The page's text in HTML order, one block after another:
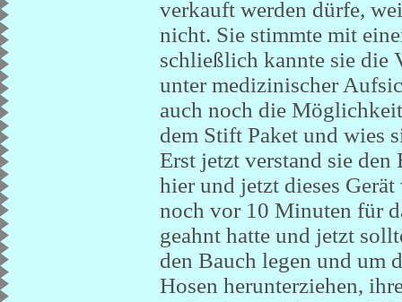
verkauft werden dürfe,
nicht. Sie stimmte mit
schließlich kannte sie die
unter medizinischer
auch noch die
dem Stift Paket und wies
Erst jetzt verstand sie
hier und jetzt dieses
noch vor 10 Minuten für
geahnt hatte und jetzt
den Bauch legen und um
Hosen herunterziehen,